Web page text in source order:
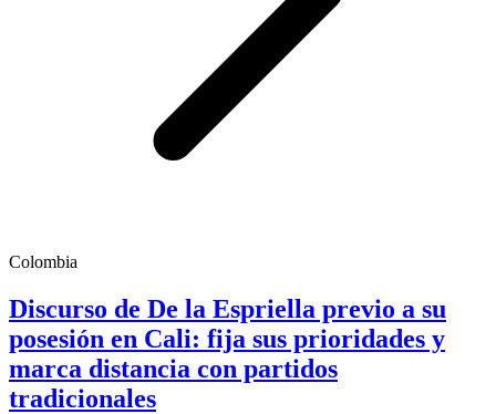
Colombia
Discurso de De la Espriella previo a su
posesión en Cali: fija sus prioridades y
marca distancia con partidos
tradicionales